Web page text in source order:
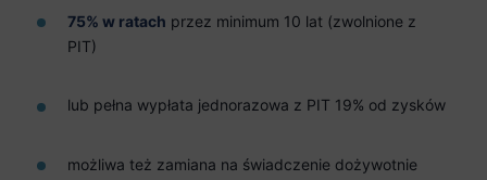
75% w ratach przez minimum 10 lat (zwolnione z
PIT)
lub pełna wypłata jednorazowa z PIT 19% od zysków
możliwa też zamiana na świadczenie dożywotnie